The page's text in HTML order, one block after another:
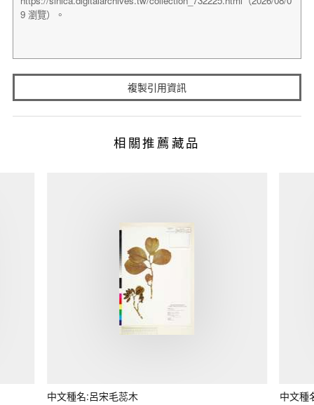
複製引用資訊
相關推薦藏品
中文種名:呂宋毛蕊木 中文種